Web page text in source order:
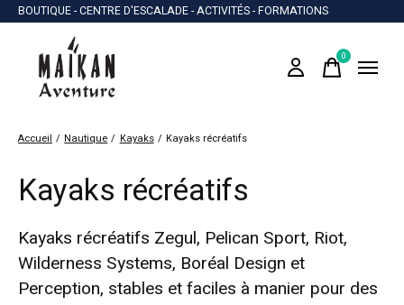
BOUTIQUE - CENTRE D'ESCALADE - ACTIVITÉS - FORMATIONS
0items
Accueil / Nautique / Kayaks / Kayaks récréatifs
Kayaks récréatifs
Kayaks récréatifs Zegul, Pelican Sport, Riot,
Wilderness Systems, Boréal Design et
Perception, stables et faciles à manier pour des